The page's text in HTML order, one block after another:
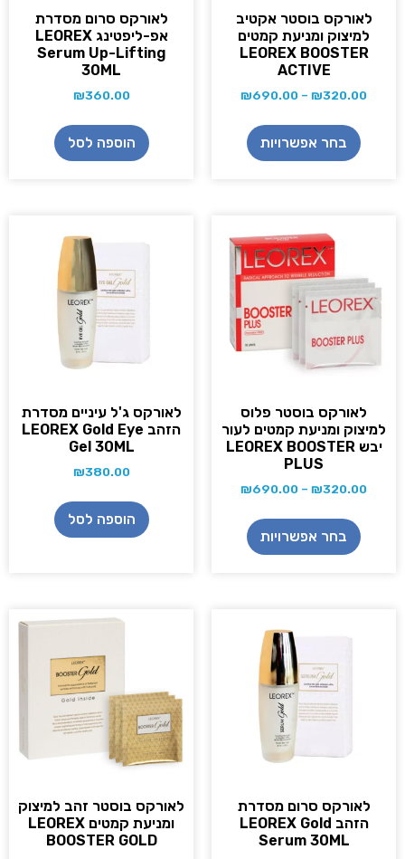
לאורקס בוסטר אקטיב
למיצוק ומניעת קמטים
LEOREX BOOSTER
ACTIVE
₪320.00
–
₪690.00
בחר אפשרויות
לאורקס סרום מסדרת
אפ-ליפטינג LEOREX
Serum Up-Lifting
30ML
₪360.00
הוספה לסל
לאורקס בוסטר פלוס
למיצוק ומניעת קמטים לעור
יבש LEOREX BOOSTER
PLUS
₪320.00
–
₪690.00
בחר אפשרויות
לאורקס ג'ל עיניים מסדרת
הזהב LEOREX Gold Eye
Gel 30ML
₪380.00
הוספה לסל
לאורקס סרום מסדרת
הזהב LEOREX Gold
Serum 30ML
לאורקס בוסטר זהב למיצוק
ומניעת קמטים LEOREX
BOOSTER GOLD